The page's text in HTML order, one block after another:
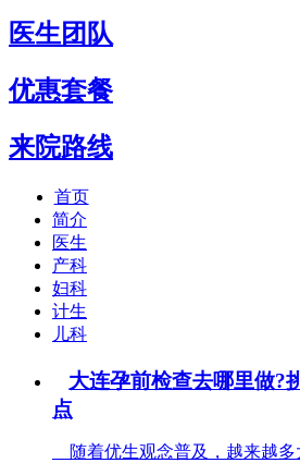
医生团队
优惠套餐
来院路线
首页
简介
医生
产科
妇科
计生
儿科
大连孕前检查去哪里做?
点
随着优生观念普及，越来越多